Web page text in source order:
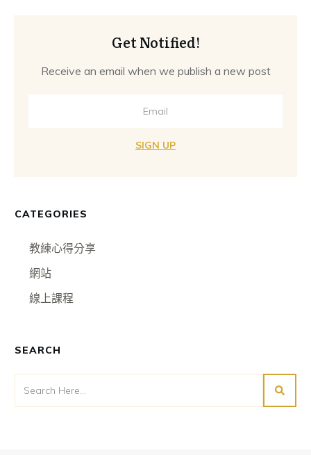
Get Notified!
Receive an email when we publish a new post
SIGN UP
CATEGORIES
教練心得分享
網站
線上課程
SEARCH